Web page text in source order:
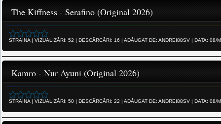
The Kiffness - Serafino (Original 2026)
STRAINA| VIZUALIZĂRI: 52 | DESCĂRCĂRI: 16 | ADĂUGAT DE: ANDREI88SV | DATA: 08/
Kamro - Nur Ayuni (Original 2026)
STRAINA| VIZUALIZĂRI: 50 | DESCĂRCĂRI: 22 | ADĂUGAT DE: ANDREI88SV | DATA: 08/